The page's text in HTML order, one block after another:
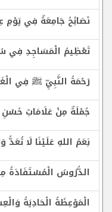
نَصَائِحُ جَامِعَةٌ فِي يَوْمِ
تَعْظِيمُ الْمَسَاجِدِ فِي
رَحْمَةُ النَّبِيِّ ﷺ فِي
جُمْلَةٌ مِنْ عَلَامَاتِ حُسْنِ
نِعَمُ اللهِ عَلَيْنَا لَا تُعَدُّ
الدُّرُوسُ الْمُسْتَفَادَةُ
الْمَوْعِظَةُ الْحَادِيَةُ